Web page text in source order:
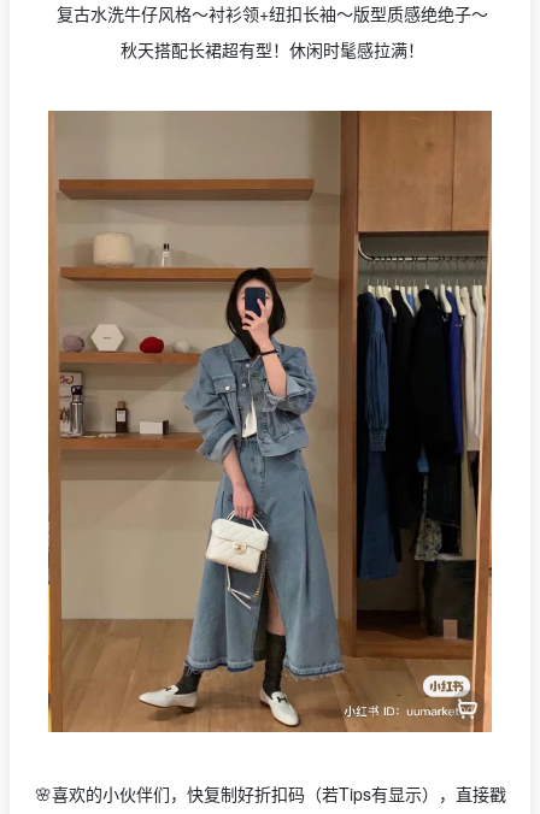
复古水洗牛仔风格～衬衫领+纽扣长袖～版型质感绝绝子～
秋天搭配长裙超有型！休闲时髦感拉满！
🌸喜欢的小伙伴们，快复制好折扣码（若Tips有显示），直接戳